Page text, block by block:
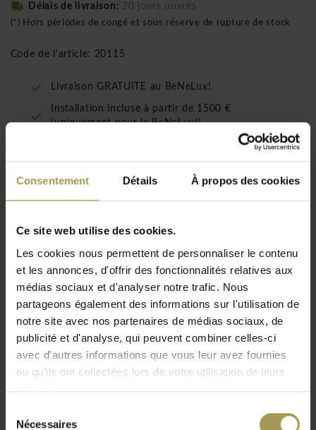
Consentement Détails À propos des cookies
Ce site web utilise des cookies.
Les cookies nous permettent de personnaliser le contenu
et les annonces, d'offrir des fonctionnalités relatives aux
médias sociaux et d'analyser notre trafic. Nous
partageons également des informations sur l'utilisation de
notre site avec nos partenaires de médias sociaux, de
publicité et d'analyse, qui peuvent combiner celles-ci
avec d'autres informations que vous leur avez fournies
ou qu'ils ont collectées lors de votre utilisation de leurs
services.
Nécessaires
Délais de livraison: 20 jours ouvrés
(*) Hors périodes de congé et sous réserve de rupture de stock
Code de l'article: 20115
Livraison GRATUITE au BeNeLux!
Installation incluse à partir de 1500 €
(uniquement pour le BeNeLux!)
Les formes courbes de Ondarreta Bob tabouret
en bois ou tissu du fabricant Baske, inspirées
la beauté de ses matériaux:
Designer: L'équipe Ondarreta
Dimensions:89 h x 43l x 46p cm, 100h x 43l x 46p
cm
Assise:65, 74cm
Matériaux:Bois massif, hêtre teinté ou tissu Step
le bois massif, le tissu et l’acier se combinent pour créer un
designed, la chaise Bob Xl et le fauteuil Bob Xl à accoudoirs.
Lire plus